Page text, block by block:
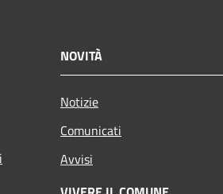
NOVITÀ
Notizie
Comunicati
Avvisi